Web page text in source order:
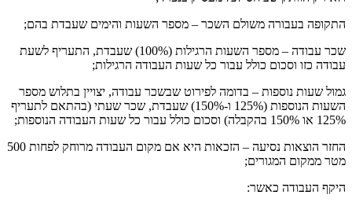
התקופה בעבורה משולם השכר – מספר השעות והימים שעבדת בהם;
שכר עבודה – מספר השעות הרגילות (100%) שעבדת, התעריף לשעת
עבודה כזו וסכום כולל עבור כל שעות העבודה הרגילות;
גמול שעות נוספות – בדומה לפירוט שבשכר עבודה, יצויין בתלוש מספר
השעות הנוספות (125% ו-150%) שעבדת, שכר שעתי (בהתאם לתעריף
125% או 150% בהקבלה) וסכום כולל עבור כל שעות העבודה הנוספות;
החזר הוצאות נסיעה – הזכאות היא אם מקום העבודה מרוחק לפחות 500
מטר ממקום המגורים;
היקף העבודה כאשר: